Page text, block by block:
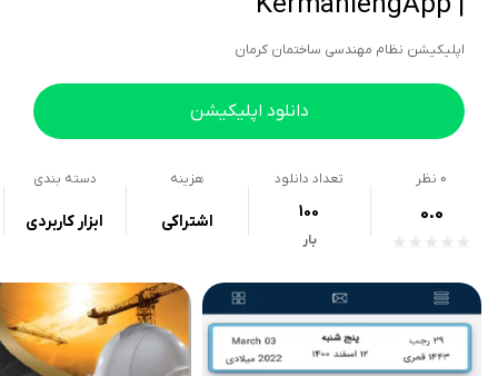
اپلیکیشن نظام مهندسی ساختمان کرمان
دانلود اپلیکیشن
0 نظر
0.0
تعداد دانلود
100
بار
هزینه
اشتراکی
دسته بندی
ابزار کاربردی